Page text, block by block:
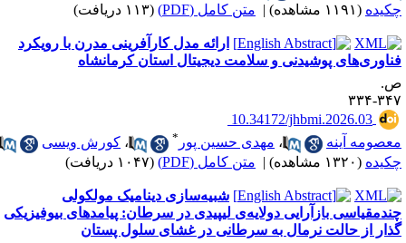
(۱۱۹۱ مشاهده) | متن کامل (PDF) (۱۱۳ دریافت)
ارائه مدل کارآفرینی مدرن با رویکرد
پوشیدنی و سلامت دیجیتال استان کرمانشاه
۳۳۴
‎ 10.34172/jhbmi.2026.03
آینه
،مهدی حسین پور ،کورش ویسی
(۱۳۲۰ مشاهده) | متن کامل (PDF) (۱۰۴۷ دریافت)
شبیه‌سازی دینامیک مولکولی
بازآرایی دولایه‌ی لیپیدی در سرطان: پیامدهای بیوفیزیکی
از حالت نرمال به سرطانی در غشای سلول پستان